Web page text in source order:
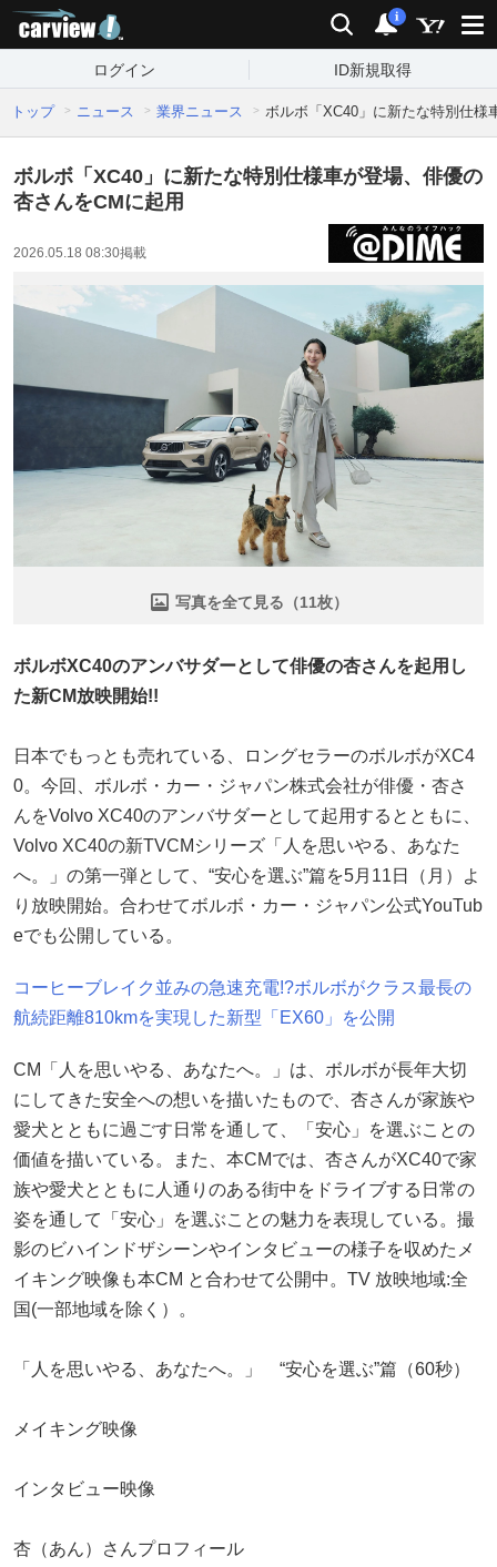
検索 通知
i
ログイン ID新規取得
トップ ニュース 業界ニュース ボルボ「XC40」に新たな特別仕様
ボルボ「XC40」に新たな特別仕様車が登場、俳優の
杏さんをCMに起用
2026.05.18 08:30掲載
写真を全て見る（11枚）
ボルボXC40のアンバサダーとして俳優の杏さんを起用し
た新CM放映開始!!
日本でもっとも売れている、ロングセラーのボルボがXC4
0。今回、ボルボ・カー・ジャパン株式会社が俳優・杏さ
んをVolvo XC40のアンバサダーとして起用するとともに、
Volvo XC40の新TVCMシリーズ「人を思いやる、あなた
へ。」の第一弾として、“安心を選ぶ”篇を5月11日（月）よ
り放映開始。合わせてボルボ・カー・ジャパン公式YouTub
eでも公開している。
コーヒーブレイク並みの急速充電!?ボルボがクラス最長の
航続距離810kmを実現した新型「EX60」を公開
CM「人を思いやる、あなたへ。」は、ボルボが長年大切
にしてきた安全への想いを描いたもので、杏さんが家族や
愛犬とともに過ごす日常を通して、「安心」を選ぶことの
価値を描いている。また、本CMでは、杏さんがXC40で家
族や愛犬とともに人通りのある街中をドライブする日常の
姿を通して「安心」を選ぶことの魅力を表現している。撮
影のビハインドザシーンやインタビューの様子を収めたメ
イキング映像も本CM と合わせて公開中。TV 放映地域:全
国(一部地域を除く）。
「人を思いやる、あなたへ。」 “安心を選ぶ”篇（60秒）
メイキング映像
インタビュー映像
杏（あん）さんプロフィール